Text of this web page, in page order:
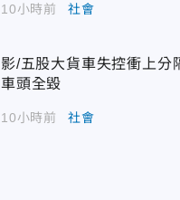
10小時前 社會
影/五股大貨車失控衝上
車頭全毀
10小時前 社會